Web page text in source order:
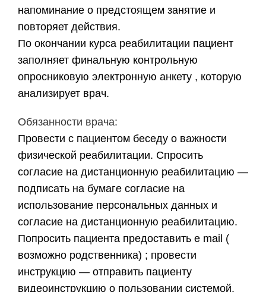
напоминание о предстоящем занятие и
повторяет действия.
​По окончании курса реабилитации пациент
заполняет финальную контрольную
опросниковую электронную анкету , которую
анализирует врач.
Обязанности врача:
Провести с пациентом беседу о важности
физической реабилитации. Спросить
согласие на дистанционную реабилитацию —
подписать на бумаге согласие на
использование персональных данных и
согласие на дистанционную реабилитацию.
Попросить пациента предоставить e mail (
возможно родственника) ; провести
инструкцию — отправить пациенту
видеоинструкцию о пользовании системой.